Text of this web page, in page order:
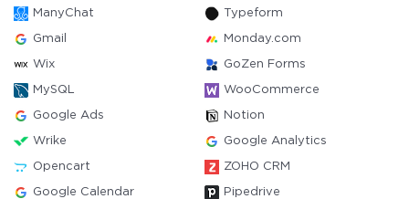
ManyChat Typeform
Gmail Monday.com
Wix GoZen Forms
MySQL WooCommerce
Google Ads Notion
Wrike Google Analytics
Opencart ZOHO CRM
Google Calendar Pipedrive